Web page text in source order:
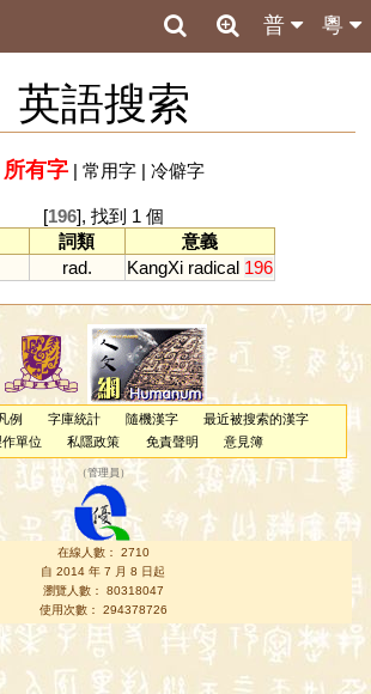
粵
普
英語搜索
所有字| 常用字| 冷僻字
[196], 找到 1 個
詞類
意義
rad. KangXi radical 196
例 字庫統計 隨機漢字
最近被搜索的漢字
作單位 私隱政策 免責聲明 意見簿
（管理員 ）
在線人數： 2710
自 2014 年 7 月 8 日起
瀏覽人數： 80318047
使用次數： 294378726